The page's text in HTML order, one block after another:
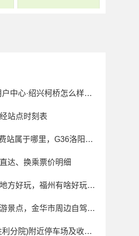
AITO问界授权用户中心·绍兴柯桥怎么样、地址、电话、上班时间查询
站点时刻表
G36洛阳涧西收费站属于哪里，G36洛阳涧西收费站入口的详细地址
达、换乘票价明细
福州有哪些玩的地方好玩，福州有啥好玩的地方
金华市有哪些旅游景点，金华市周边自驾游一日游
山西省中医院(胜利分院)附近停车场及收费标准